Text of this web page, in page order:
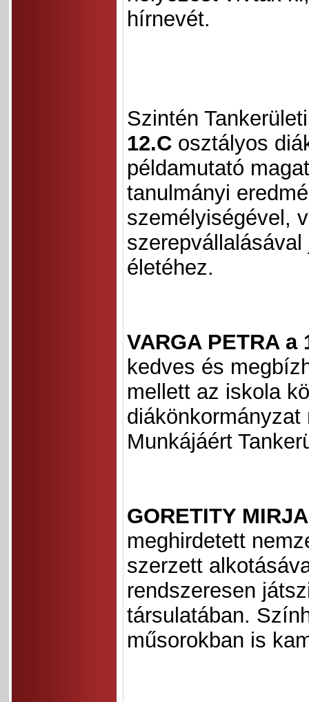
hírnevét.
Szintén
12.C osztályos
példamutató
tanulmányi
személyiségével,
életéhez.
VARGA PETRA a
kedves és
mellett az iskola
Munkájáért
GORETITY
meghirdetett
szerzett
rendszeresen
társulatában.
műsorokban is